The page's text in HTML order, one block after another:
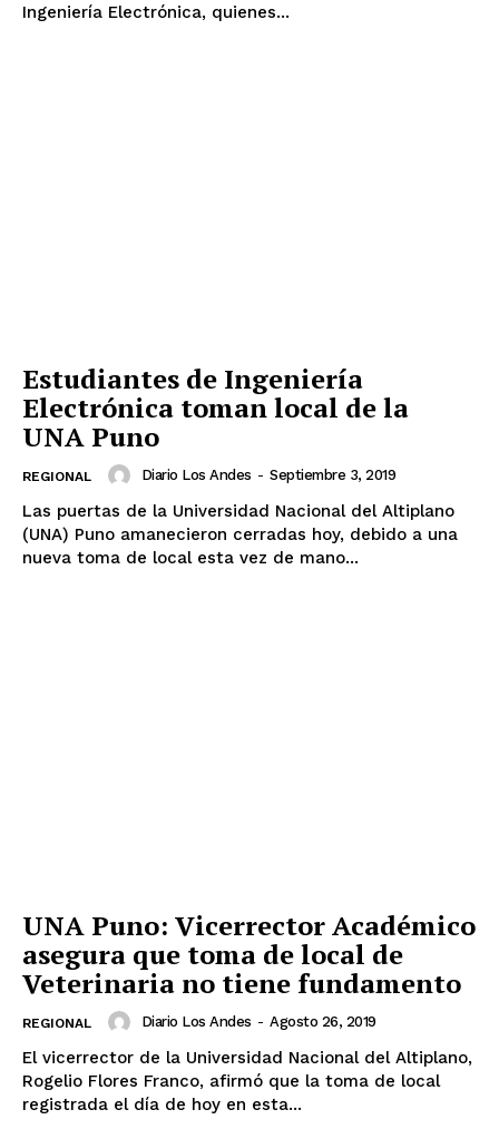
Ingeniería Electrónica, quienes...
Estudiantes de Ingeniería
Electrónica toman local de la
UNA Puno
REGIONAL Diario Los Andes - Septiembre 3, 2019
Las puertas de la Universidad Nacional del Altiplano
(UNA) Puno amanecieron cerradas hoy, debido a una
nueva toma de local esta vez de mano...
UNA Puno: Vicerrector Académico
asegura que toma de local de
Veterinaria no tiene fundamento
REGIONAL Diario Los Andes - Agosto 26, 2019
El vicerrector de la Universidad Nacional del Altiplano,
Rogelio Flores Franco, afirmó que la toma de local
registrada el día de hoy en esta...